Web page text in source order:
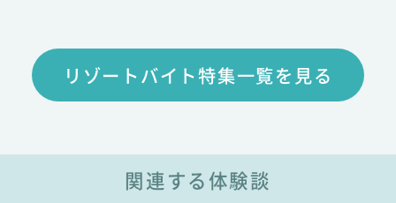
リゾートバイト特集一覧を見る
関連する体験談